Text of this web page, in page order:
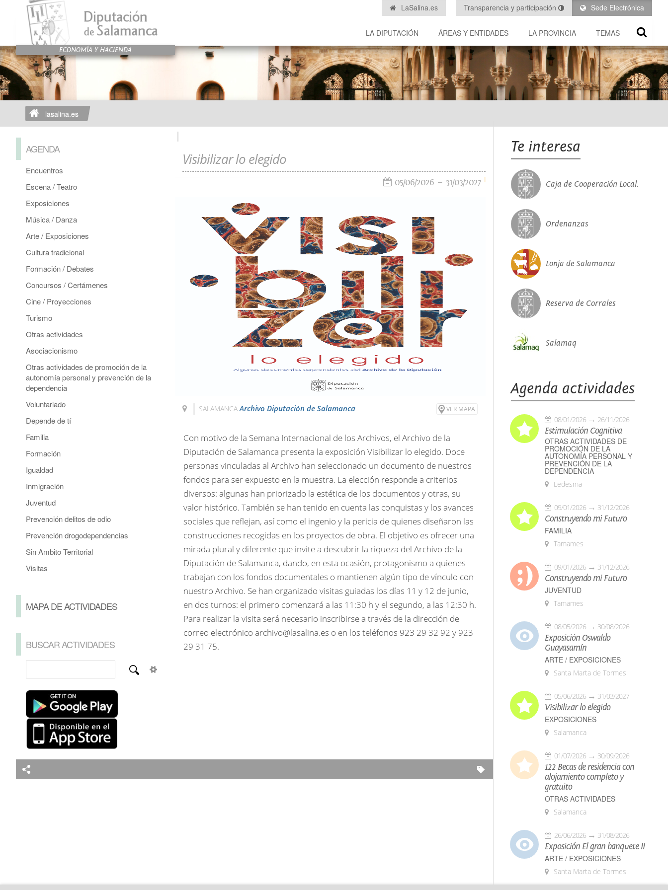
Sede Electrónica
Transparencia y participación
LaSalina.es
LA DIPUTACIÓN ÁREAS Y ENTIDADES LA PROVINCIA TEMAS
lasalina.es
AGENDA
Encuentros
Escena / Teatro
Exposiciones
Música / Danza
Arte / Exposiciones
Cultura tradicional
Formación / Debates
Concursos / Certámenes
Cine / Proyecciones
Turismo
Otras actividades
Asociacionismo
Otras actividades de promoción de la
autonomía personal y prevención de la
dependencia
Voluntariado
Depende de tí
Familia
Formación
Igualdad
Inmigración
Juventud
Prevención delitos de odio
Prevención drogodependencias
Sin Ambito Territorial
Visitas
MAPA DE ACTIVIDADES
BUSCAR ACTIVIDADES
Visibilizar lo elegido
05/06/2026 31/03/2027
SALAMANCA Archivo Diputación de Salamanca VER MAPA
Con motivo de la Semana Internacional de los Archivos, el Archivo de la
Diputación de Salamanca presenta la exposición Visibilizar lo elegido. Doce
personas vinculadas al Archivo han seleccionado un documento de nuestros
fondos para ser expuesto en la muestra. La elección responde a criterios
diversos: algunas han priorizado la estética de los documentos y otras, su
valor histórico. También se han tenido en cuenta las conquistas y los avances
sociales que reflejan, así como el ingenio y la pericia de quienes diseñaron las
construcciones recogidas en los proyectos de obra. El objetivo es ofrecer una
mirada plural y diferente que invite a descubrir la riqueza del Archivo de la
Diputación de Salamanca, dando, en esta ocasión, protagonismo a quienes
trabajan con los fondos documentales o mantienen algún tipo de vínculo con
nuestro Archivo. Se han organizado visitas guiadas los días 11 y 12 de junio,
en dos turnos: el primero comenzará a las 11:30 h y el segundo, a las 12:30 h.
Para realizar la visita será necesario inscribirse a través de la dirección de
correo electrónico archivo@lasalina.es o en los teléfonos 923 29 32 92 y 923
29 31 75.
Te interesa
Caja de Cooperación Local.
Ordenanzas
Lonja de Salamanca
Reserva de Corrales
Salamaq
Agenda actividades
08/01/2026 26/11/2026
Estimulación Cognitiva
OTRAS ACTIVIDADES DE
PROMOCIÓN DE LA
AUTONOMÍA PERSONAL Y
PREVENCIÓN DE LA
DEPENDENCIA
Ledesma
09/01/2026 31/12/2026
Construyendo mi Futuro
FAMILIA
Tamames
09/01/2026 31/12/2026
Construyendo mi Futuro
JUVENTUD
Tamames
08/05/2026 30/08/2026
Exposición Oswaldo
Guayasamín
ARTE / EXPOSICIONES
Santa Marta de Tormes
05/06/2026 31/03/2027
Visibilizar lo elegido
EXPOSICIONES
Salamanca
01/07/2026 30/09/2026
122 Becas de residencia con
alojamiento completo y
gratuito
OTRAS ACTIVIDADES
Salamanca
26/06/2026 31/08/2026
Exposición El gran banquete II
ARTE / EXPOSICIONES
Santa Marta de Tormes